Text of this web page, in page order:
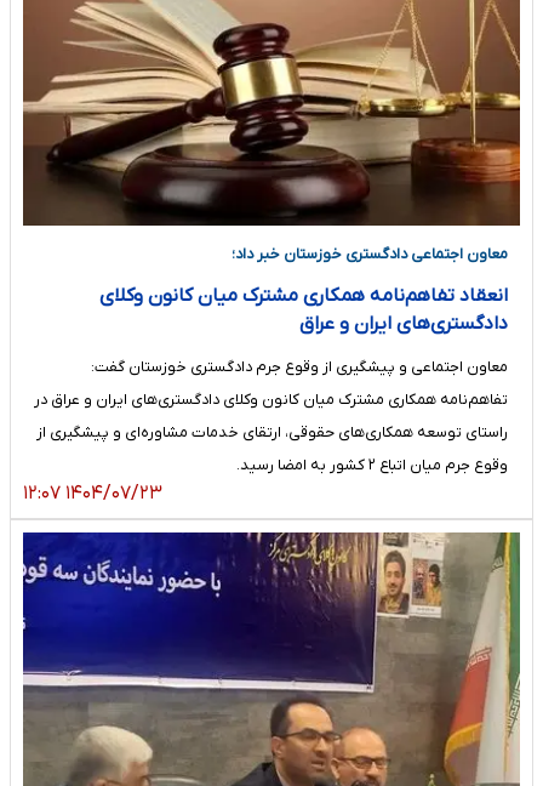
معاون اجتماعی دادگستری خوزستان خبر داد؛
انعقاد تفاهم‌نامه همکاری مشترک میان کانون وکلای
دادگستری‌های ایران و عراق
معاون اجتماعی و پیشگیری از وقوع جرم دادگستری خوزستان گفت:
تفاهم‌نامه همکاری مشترک میان کانون وکلای دادگستری‌های ایران و عراق در
راستای توسعه همکاری‌های حقوقی، ارتقای خدمات مشاوره‌ای و پیشگیری از
وقوع جرم میان اتباع ۲ کشور به امضا رسید.
۱۴۰۴/۰۷/۲۳ ۱۲:۰۷